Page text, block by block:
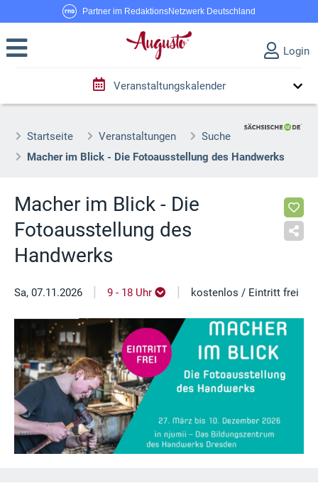
Partner im RedaktionsNetzwerk Deutschland
Login
Veranstaltungskalender
Startseite Veranstaltungen
Suche
Macher im Blick - Die Fotoausstellung des Handwerks
Macher im Blick - Die
Fotoausstellung des
Handwerks
Sa, 07.11.2026 | 9 - 18 Uhr | kostenlos / Eintritt frei